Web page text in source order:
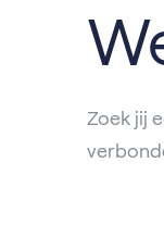
Zoek jij